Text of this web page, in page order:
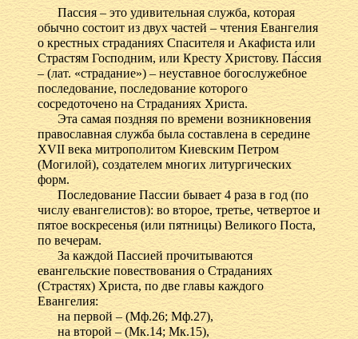
Пассия – это удивительная служба, которая
обычно состоит из двух частей – чтения Евангелия
о крестных страданиях Спасителя и Акафиста или
Страстям Господним, или Кресту Христову. Па́ссия
– (лат. «страдание») – неуставное богослужебное
последование, последование которого
сосредоточено на Страданиях Христа.
Эта самая поздняя по времени возникновения
православная служба была составлена в середине
XVII века митрополитом Киевским Петром
(Могилой), создателем многих литургических
форм.
Последование Пассии бывает 4 раза в год (по
числу евангелистов): во второе, третье, четвертое и
пятое воскресенья (или пятницы) Великого Поста,
по вечерам.
За каждой Пассией прочитываются
евангельские повествования о Страданиях
(Страстях) Христа, по две главы каждого
Евангелия:
на первой – (Мф.26; Мф.27),
на второй – (Мк.14; Мк.15),